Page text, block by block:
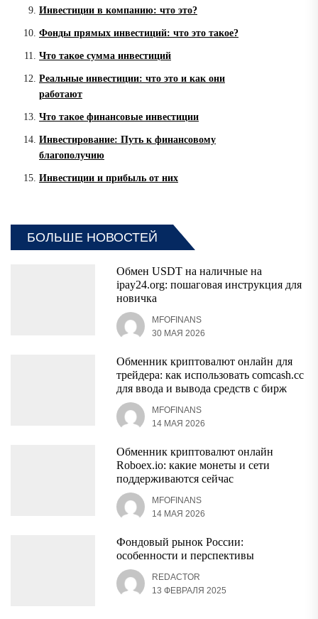
Инвестиции в компанию: что это?
Фонды прямых инвестиций: что это такое?
Что такое сумма инвестиций
Реальные инвестиции: что это и как они
работают
Что такое финансовые инвестиции
Инвестирование: Путь к финансовому
благополучию
Инвестиции и прибыль от них
БОЛЬШЕ НОВОСТЕЙ
Обмен USDT на наличные на
ipay24.org: пошаговая инструкция для
новичка
MFOFINANS
30 МАЯ 2026
Обменник криптовалют онлайн для
трейдера: как использовать comcash.cc
для ввода и вывода средств с бирж
MFOFINANS
14 МАЯ 2026
Обменник криптовалют онлайн
Roboex.io: какие монеты и сети
поддерживаются сейчас
MFOFINANS
14 МАЯ 2026
Фондовый рынок России:
особенности и перспективы
REDACTOR
13 ФЕВРАЛЯ 2025